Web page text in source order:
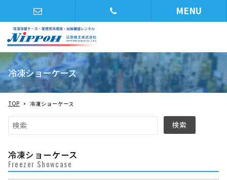
MENU
冷凍ショーケース
TOP 冷凍ショーケース
冷凍ショーケース
Freezer Showcase